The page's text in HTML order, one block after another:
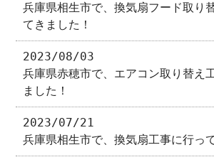
兵庫県相生市で、換気扇フード取り
てきました！
2023/08/03
兵庫県赤穂市で、エアコン取り替え
ました！
2023/07/21
兵庫県相生市で、換気扇工事に行っ